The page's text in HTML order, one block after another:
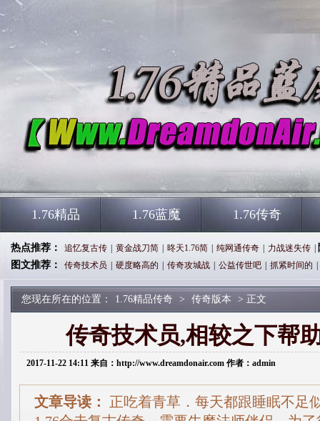
1.76精品 1.76蓝魔 1.76传奇
热点推荐： 追忆复古传 黄金战刀简 昸天1.76简 纯网通传奇 力战迷失传
图文推荐：
传奇技术员 硬度略高的 传奇攻城战 公益传世吧 抓紧时间的
您现在所在的位置： 1.76精品传奇 > 传奇版本 > 正文
传奇技术员,相较之下帮
2017-11-22 14:11 来自：http://www.dreamdonair.com 作者：admin
文章导读：
正吃着青草．每天都跟睡眠不足